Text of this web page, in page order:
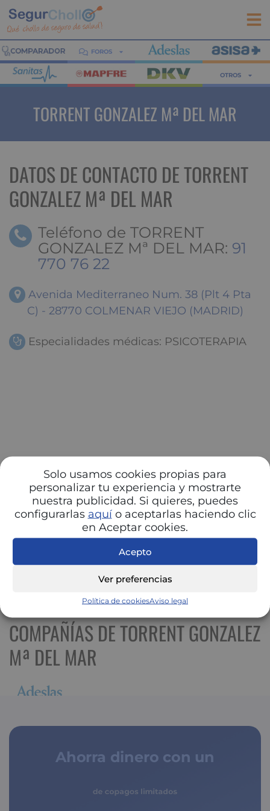
Solo usamos cookies propias para
personalizar tu experiencia y mostrarte
nuestra publicidad. Si quieres, puedes
configurarlas aquío aceptarlas haciendo clic
en Aceptar cookies.
Acepto
Ver preferencias
Política de cookiesAviso legal
FOROS
OTROS
TORRENT GONZALEZ Mª DEL MAR
DATOS DE CONTACTO DE TORRENT
GONZALEZ Mª DEL MAR
Teléfono de TORRENT
GONZALEZ Mª DEL MAR: 91
770 76 22
Avenida Mediterraneo Num. 38 (Plt 4 Pta
C) - 28770 COLMENAR VIEJO (MADRID)
Especialidades médicas: PSICOTERAPIA
COMPAÑÍAS DE TORRENT GONZALEZ
Mª DEL MAR
Ahorra dinero con un
de copagos limitados